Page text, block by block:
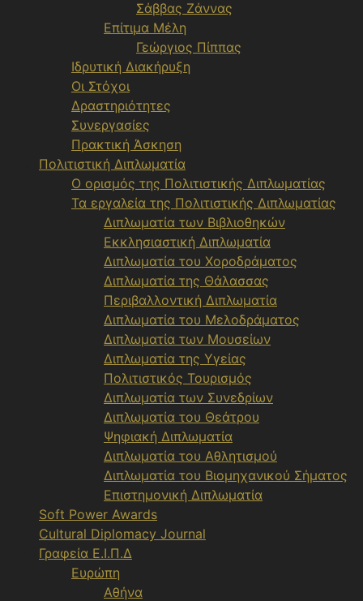
Σάββας Ζάννας
Επίτιμα Μέλη
Γεώργιος Πίππας
Ιδρυτική Διακήρυξη
Οι Στόχοι
Δραστηριότητες
Συνεργασίες
Πρακτική Άσκηση
Πολιτιστική Διπλωματία
Ο ορισμός της Πολιτιστικής Διπλωματίας
Τα εργαλεία της Πολιτιστικής Διπλωματίας
Διπλωματία των Βιβλιοθηκών
Εκκλησιαστική Διπλωματία
Διπλωματία του Χοροδράματος
Διπλωματία της Θάλασσας
Περιβαλλοντική Διπλωματία
Διπλωματία του Μελοδράματος
Διπλωματία των Μουσείων
Διπλωματία της Υγείας
Πολιτιστικός Τουρισμός
Διπλωματία των Συνεδρίων
Διπλωματία του Θεάτρου
Ψηφιακή Διπλωματία
Διπλωματία του Αθλητισμού
Διπλωματία του Βιομηχανικού Σήματος
Επιστημονική Διπλωματία
Soft Power Awards
Cultural Diplomacy Journal
Γραφεία Ε.Ι.Π.Δ
Ευρώπη
Αθήνα